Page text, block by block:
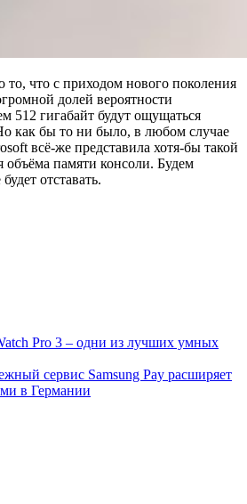
то, что с приходом нового поколения
долей вероятности
512 гигабайт будут ощущаться
как бы то ни было, в любом случае
всё-же представила хотя-бы такой
объёма памяти консоли. Будем
отставать.
Pro 3 – одни из лучших умных
сервис Samsung Pay расширяет
в Германии